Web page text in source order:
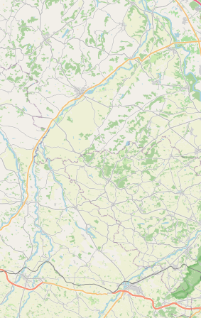
2
Cathédrale de Saint-Lizier
SAINT-LIZIER